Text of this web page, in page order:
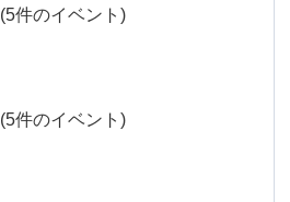
(5件のイベント)
(5件のイベント)